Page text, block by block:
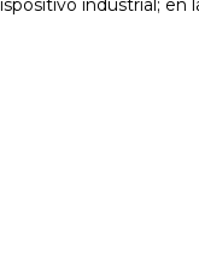
industrial; en